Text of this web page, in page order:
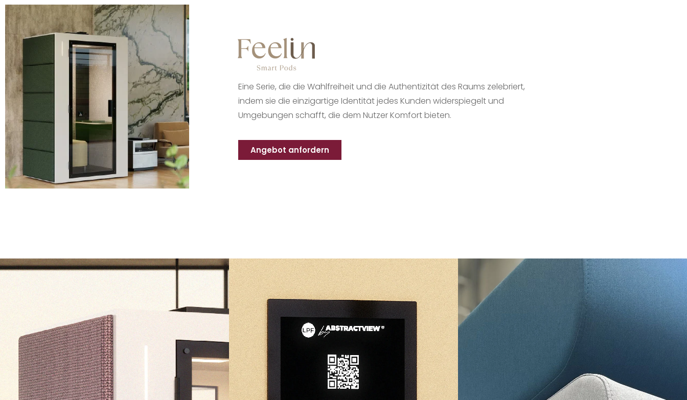
Eine Serie, die die Wahlfreiheit und die Authentizität des Raums zelebriert,
indem sie die einzigartige Identität jedes Kunden widerspiegelt und
Umgebungen schafft, die dem Nutzer Komfort bieten.
Angebot anfordern